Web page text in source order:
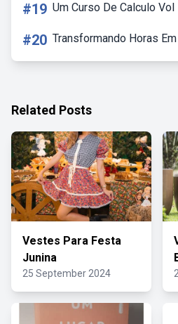
#19 Um Curso De Calculo Vol
#20 Transformando Horas
Related Posts
Vestes Para Festa
Junina
25 September 2024